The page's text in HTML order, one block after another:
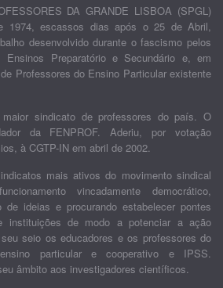
DA GRANDE LISBOA (SPGL)
1974, escassos dias após o 25 de Abril,
desenvolvido durante o fascismo pelos
Preparatório e Secundário e, em
Professores do Ensino Particular existente
sindicato de professores do país. O
da FENPROF. Aderiu, por votação
à CGTP-IN em abril de 2002.
mais ativos do movimento sindical
vincadamente democrático,
de ideias e procurando estabelecer pontes
instituições de modo a potenciar a ação
seio os educadores e os professores do
particular e cooperativo e IPSS.
âmbito aos investigadores científicos.